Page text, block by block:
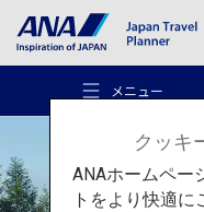
メニュー
クッキ
ANAホームペー
トをより快適